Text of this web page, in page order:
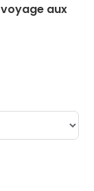
voyage aux